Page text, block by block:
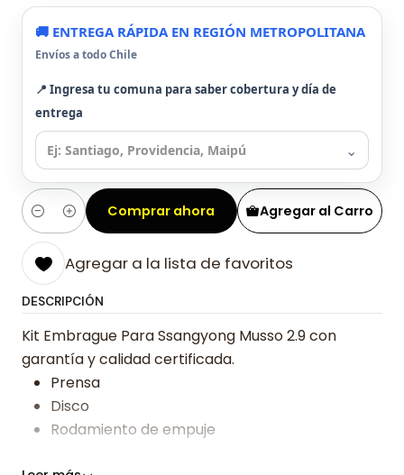
🚚 ENTREGA RÁPIDA EN REGIÓN METROPOLITANA
Envíos a todo Chile
📍 Ingresa tu comuna para saber cobertura y día de
entrega
⌄
Cantidad
Agregar al Carro
Comprar ahora
Agregar a la lista de favoritos
DESCRIPCIÓN
Kit Embrague Para Ssangyong Musso 2.9 con
garantía y calidad certificada.
Prensa
Disco
Rodamiento de empuje
Somos especialistas en embragues desde 2019,